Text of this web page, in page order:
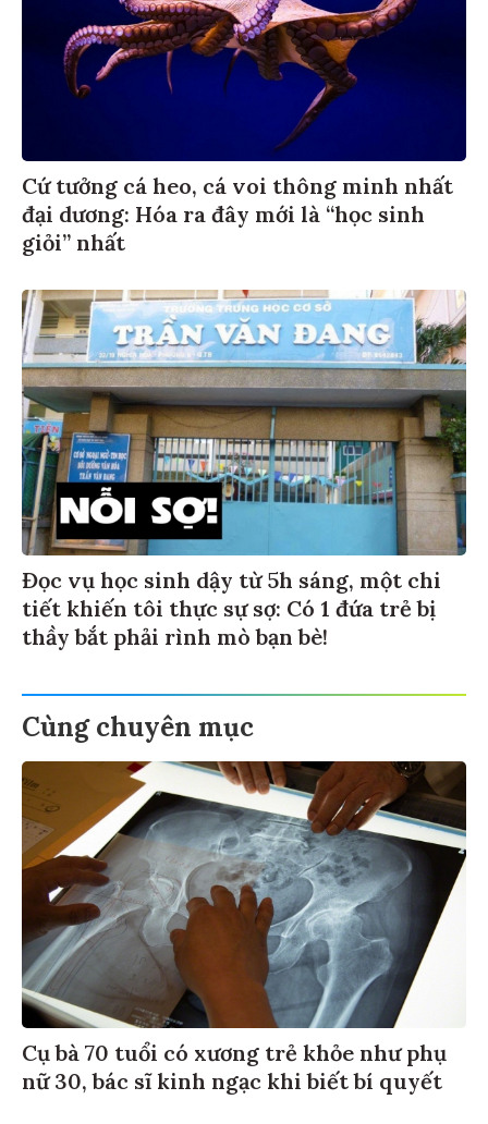
Cứ tưởng cá heo, cá voi thông minh nhất
đại dương: Hóa ra đây mới là “học sinh
giỏi” nhất
Đọc vụ học sinh dậy từ 5h sáng, một chi
tiết khiến tôi thực sự sợ: Có 1 đứa trẻ bị
thầy bắt phải rình mò bạn bè!
Cùng chuyên mục
Cụ bà 70 tuổi có xương trẻ khỏe như phụ
nữ 30, bác sĩ kinh ngạc khi biết bí quyết